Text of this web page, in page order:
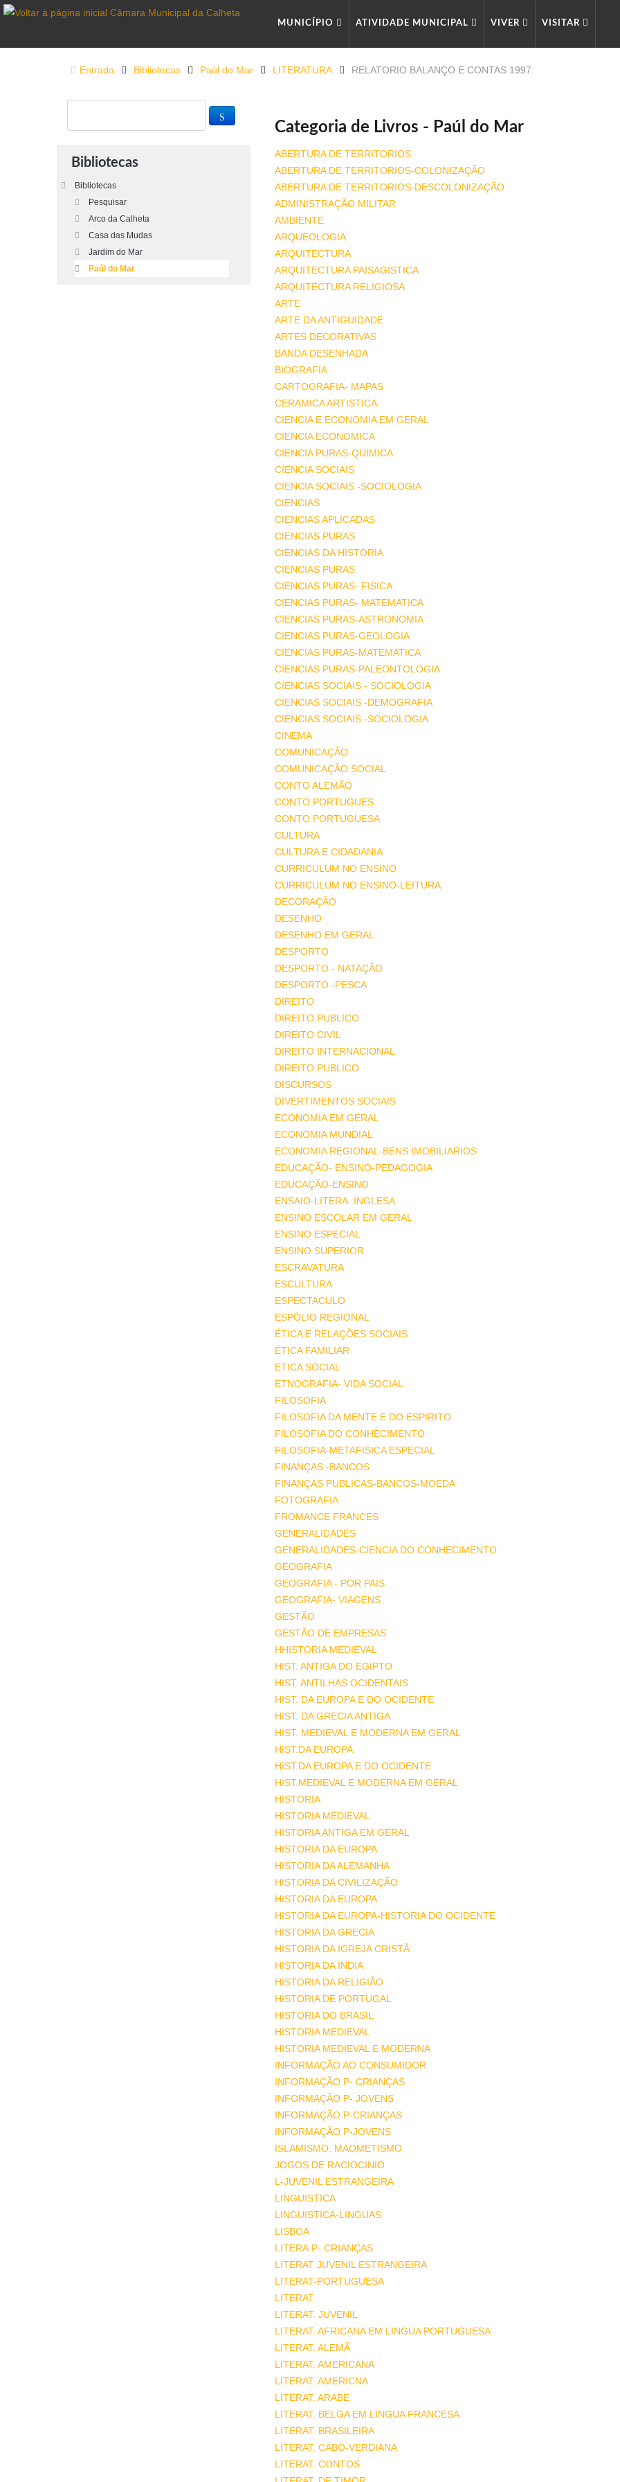
MUNICÍPIO ATIVIDADE MUNICIPAL VIVER VISITAR
Entrada Bibliotecas Paúl do Mar LITERATURA RELATORIO BALANÇO E CONTAS 1997
Categoria de Livros - Paúl do Mar
ABERTURA DE TERRITORIOS
ABERTURA DE TERRITORIOS-COLONIZAÇÃO
ABERTURA DE TERRITORIOS-DESCOLONIZAÇÃO
ADMINISTRAÇÃO MILITAR
AMBIENTE
ARQUEOLOGIA
ARQUITECTURA
ARQUITECTURA PAISAGISTICA
ARQUITECTURA RELIGIOSA
ARTE
ARTE DA ANTIGUIDADE
ARTES DECORATIVAS
BANDA DESENHADA
BIOGRAFIA
CARTOGRAFIA- MAPAS
CERAMICA ARTISTICA
CIENCIA E ECONOMIA EM GERAL
CIENCIA ECONOMICA
CIENCIA PURAS-QUIMICA
CIENCIA SOCIAIS
CIENCIA SOCIAIS -SOCIOLOGIA
CIENCIAS
CIENCIAS APLICADAS
CIENCIAS PURAS
CIENCIAS DA HISTORIA
CIENCIAS PURAS
CIENCIAS PURAS- FISICA
CIENCIAS PURAS- MATEMATICA
CIENCIAS PURAS-ASTRONOMIA
CIENCIAS PURAS-GEOLOGIA
CIENCIAS PURAS-MATEMATICA
CIENCIAS PURAS-PALEONTOLOGIA
CIENCIAS SOCIAIS - SOCIOLOGIA
CIENCIAS SOCIAIS -DEMOGRAFIA
CIENCIAS SOCIAIS -SOCIOLOGIA
CINEMA
COMUNICAÇÃO
COMUNICAÇÃO SOCIAL
CONTO ALEMÃO
CONTO PORTUGUES
CONTO PORTUGUESA
CULTURA
CULTURA E CIDADANIA
CURRICULUM NO ENSINO
CURRICULUM NO ENSINO-LEITURA
DECORAÇÃO
DESENHO
DESENHO EM GERAL
DESPORTO
DESPORTO - NATAÇÃO
DESPORTO -PESCA
DIREITO
DIREITO PUBLICO
DIREITO CIVIL
DIREITO INTERNACIONAL
DIREITO PUBLICO
DISCURSOS
DIVERTIMENTOS SOCIAIS
ECONOMIA EM GERAL
ECONOMIA MUNDIAL
ECONOMIA REGIONAL-BENS IMOBILIARIOS
EDUCAÇÃO- ENSINO-PEDAGOGIA
EDUCAÇÃO-ENSINO
ENSAIO-LITERA. INGLESA
ENSINO ESCOLAR EM GERAL
ENSINO ESPECIAL
ENSINO SUPERIOR
ESCRAVATURA
ESCULTURA
ESPECTACULO
ESPÓLIO REGIONAL
ÉTICA E RELAÇÕES SOCIAIS
ÉTICA FAMILIAR
ETICA SOCIAL
ETNOGRAFIA- VIDA SOCIAL
FILOSOFIA
FILOSOFIA DA MENTE E DO ESPIRITO
FILOSOFIA DO CONHECIMENTO
FILOSOFIA-METAFISICA ESPECIAL
FINANÇAS -BANCOS
FINANÇAS PUBLICAS-BANCOS-MOEDA
FOTOGRAFIA
FROMANCE FRANCES
GENERALIDADES
GENERALIDADES-CIENCIA DO CONHECIMENTO
GEOGRAFIA
GEOGRAFIA - POR PAIS
GEOGRAFIA- VIAGENS
GESTÃO
GESTÃO DE EMPRESAS
HHISTORIA MEDIEVAL
HIST. ANTIGA DO EGIPTO
HIST. ANTILHAS OCIDENTAIS
HIST. DA EUROPA E DO OCIDENTE
HIST. DA GRECIA ANTIGA
HIST. MEDIEVAL E MODERNA EM GERAL
HIST.DA EUROPA
HIST.DA EUROPA E DO OCIDENTE
HIST.MEDIEVAL E MODERNA EM GERAL
HISTORIA
HISTORIA MEDIEVAL
HISTORIA ANTIGA EM GERAL
HISTORIA DA EUROPA
HISTORIA DA ALEMANHA
HISTORIA DA CIVILIZAÇÃO
HISTORIA DA EUROPA
HISTORIA DA EUROPA-HISTORIA DO OCIDENTE
HISTORIA DA GRECIA
HISTORIA DA IGREJA CRISTÃ
HISTORIA DA INDIA
HISTORIA DA RELIGIÃO
HISTORIA DE PORTUGAL
HISTORIA DO BRASIL
HISTORIA MEDIEVAL
HISTORIA MEDIEVAL E MODERNA
INFORMAÇÃO AO CONSUMIDOR
INFORMAÇÃO P- CRIANÇAS
INFORMAÇÃO P- JOVENS
INFORMAÇÃO P-CRIANÇAS
INFORMAÇÃO P-JOVENS
ISLAMISMO. MAOMETISMO
JOGOS DE RACIOCINIO
L-JUVENIL ESTRANGEIRA
LINGUISTICA
LINGUISTICA-LINGUAS
LISBOA
LITERA.P- CRIANÇAS
LITERAT JUVENIL ESTRANGEIRA
LITERAT-PORTUGUESA
LITERAT.
LITERAT. JUVENIL
LITERAT. AFRICANA EM LINGUA PORTUGUESA
LITERAT. ALEMÃ
LITERAT. AMERICANA
LITERAT. AMERICNA
LITERAT. ARABE
LITERAT. BELGA EM LINGUA FRANCESA
LITERAT. BRASILEIRA
LITERAT. CABO-VERDIANA
LITERAT. CONTOS
Bibliotecas
Bibliotecas
Pesquisar
Arco da Calheta
Casa das Mudas
Jardim do Mar
Paúl do Mar